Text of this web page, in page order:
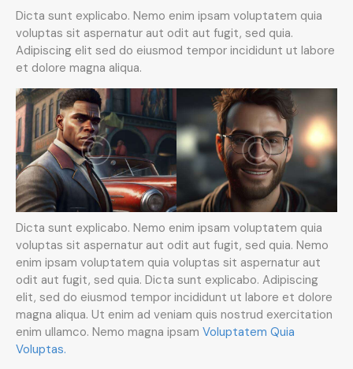
Dicta sunt explicabo. Nemo enim ipsam voluptatem quia
voluptas sit aspernatur aut odit aut fugit, sed quia.
Adipiscing elit sed do eiusmod tempor incididunt ut labore
et dolore magna aliqua.
Dicta sunt explicabo. Nemo enim ipsam voluptatem quia
voluptas sit aspernatur aut odit aut fugit, sed quia. Nemo
enim ipsam voluptatem quia voluptas sit aspernatur aut
odit aut fugit, sed quia. Dicta sunt explicabo. Adipiscing
elit, sed do eiusmod tempor incididunt ut labore et dolore
magna aliqua. Ut enim ad veniam quis nostrud exercitation
enim ullamco. Nemo magna ipsam Voluptatem Quia
Voluptas.